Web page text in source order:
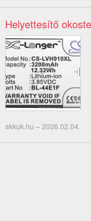
Helyettesítő
akkuk.hu – 2026.02.04.